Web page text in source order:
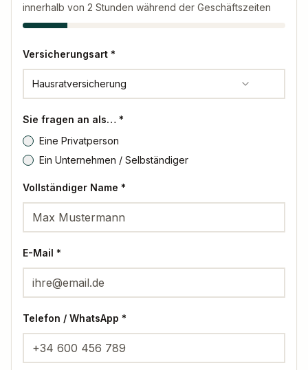
innerhalb von 2 Stunden während der Geschäftszeiten
Versicherungsart *
Hausratversicherung
Sie fragen an als… *
Eine Privatperson
Ein Unternehmen / Selbständiger
Vollständiger Name *
E-Mail *
Telefon / WhatsApp *